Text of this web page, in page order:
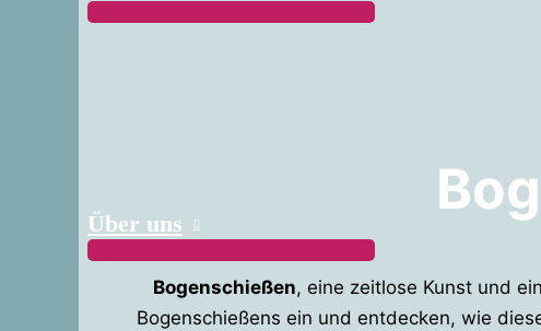
Über uns
Bogenschießen, eine zeitlose Kunst und
Bogenschießens ein und entdecken, wie